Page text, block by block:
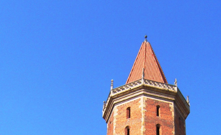
Piastowski w
Wieża św. Piotra, widok od wschodu